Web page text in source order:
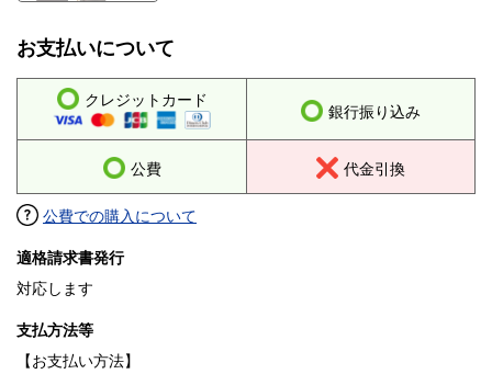
お支払いについて
クレジットカード
銀行振り込み
公費 代金引換
公費での購入について
適格請求書発行
対応します
支払方法等
【お支払い方法】